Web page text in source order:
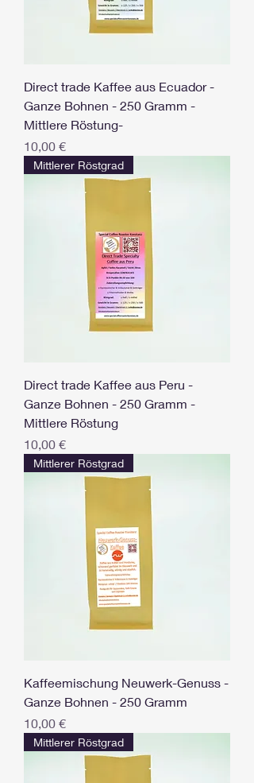
Direct trade Kaffee aus Ecuador -
Ganze Bohnen - 250 Gramm -
Mittlere Röstung-
Preis
10,00 €
Mittlerer Röstgrad
Direct trade Kaffee aus Peru -
Ganze Bohnen - 250 Gramm -
Mittlere Röstung
Preis
10,00 €
Mittlerer Röstgrad
Kaffeemischung Neuwerk-Genuss -
Ganze Bohnen - 250 Gramm
Preis
10,00 €
Mittlerer Röstgrad